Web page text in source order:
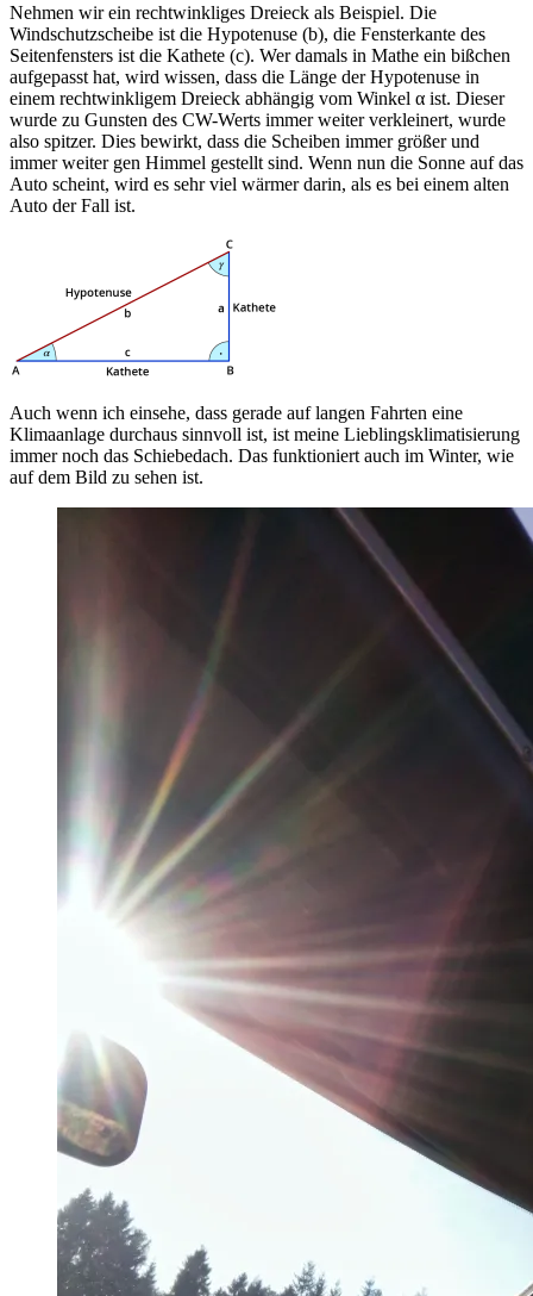
Nehmen wir ein rechtwinkliges Dreieck als Beispiel. Die
Windschutzscheibe ist die Hypotenuse (b), die Fensterkante des
Seitenfensters ist die Kathete (c). Wer damals in Mathe ein bißchen
aufgepasst hat, wird wissen, dass die Länge der Hypotenuse in
einem rechtwinkligem Dreieck abhängig vom Winkel α ist. Dieser
wurde zu Gunsten des CW-Werts immer weiter verkleinert, wurde
also spitzer. Dies bewirkt, dass die Scheiben immer größer und
immer weiter gen Himmel gestellt sind. Wenn nun die Sonne auf das
Auto scheint, wird es sehr viel wärmer darin, als es bei einem alten
Auto der Fall ist.
Auch wenn ich einsehe, dass gerade auf langen Fahrten eine
Klimaanlage durchaus sinnvoll ist, ist meine Lieblingsklimatisierung
immer noch das Schiebedach. Das funktioniert auch im Winter, wie
auf dem Bild zu sehen ist.